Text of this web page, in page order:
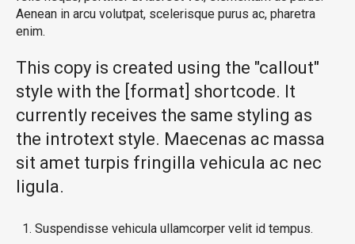
Aenean in arcu volutpat, scelerisque purus ac, pharetra
enim.
This copy is created using the "callout"
style with the [format] shortcode. It
currently receives the same styling as
the introtext style. Maecenas ac massa
sit amet turpis fringilla vehicula ac nec
ligula.
Suspendisse vehicula ullamcorper velit id tempus.